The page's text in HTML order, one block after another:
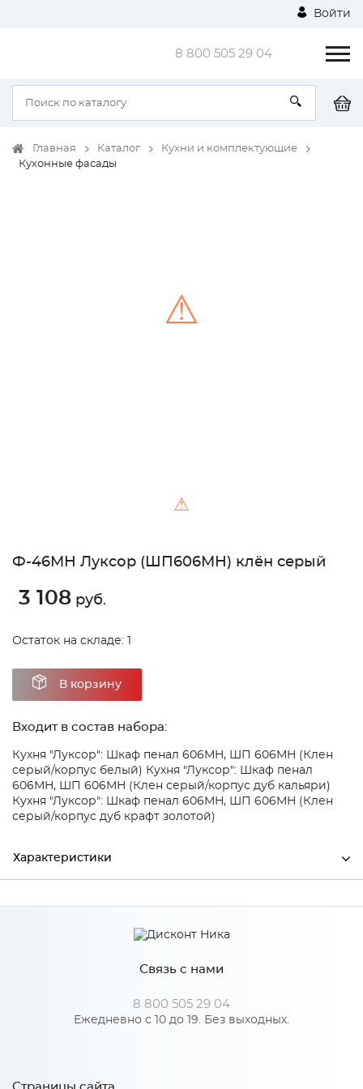
Войти
8 800 505 29 04
Главная Каталог
Кухни и комплектующие
Кухонные фасады
⚠
⚠
Ф-46МН Луксор (ШП606МН) клён серый
3 108 руб.
Остаток на складе: 1
В корзину
Входит в состав набора:
Кухня "Луксор": Шкаф пенал 606МН, ШП 606МН (Клен
серый/корпус белый) Кухня "Луксор": Шкаф пенал
606МН, ШП 606МН (Клен серый/корпус дуб кальяри)
Кухня "Луксор": Шкаф пенал 606МН, ШП 606МН (Клен
серый/корпус дуб крафт золотой)
Характеристики
Ширина 604
870
16
Столица мебели
Связь с нами
8 800 505 29 04
Ежедневно с 10 до 19. Без выходных.